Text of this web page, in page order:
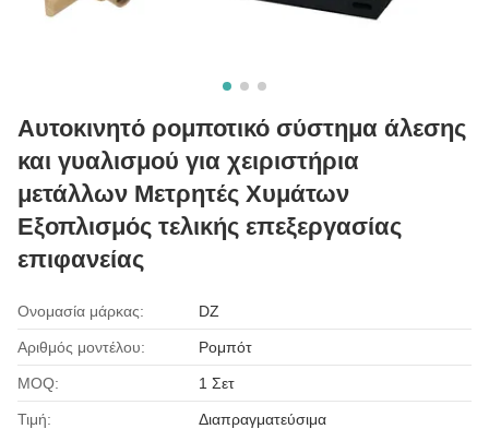
Αυτοκινητό ρομποτικό σύστημα άλεσης
και γυαλισμού για χειριστήρια
μετάλλων Μετρητές Χυμάτων
Εξοπλισμός τελικής επεξεργασίας
επιφανείας
Ονομασία μάρκας: DZ
Αριθμός μοντέλου: Ρομπότ
MOQ: 1 Σετ
Τιμή: Διαπραγματεύσιμα